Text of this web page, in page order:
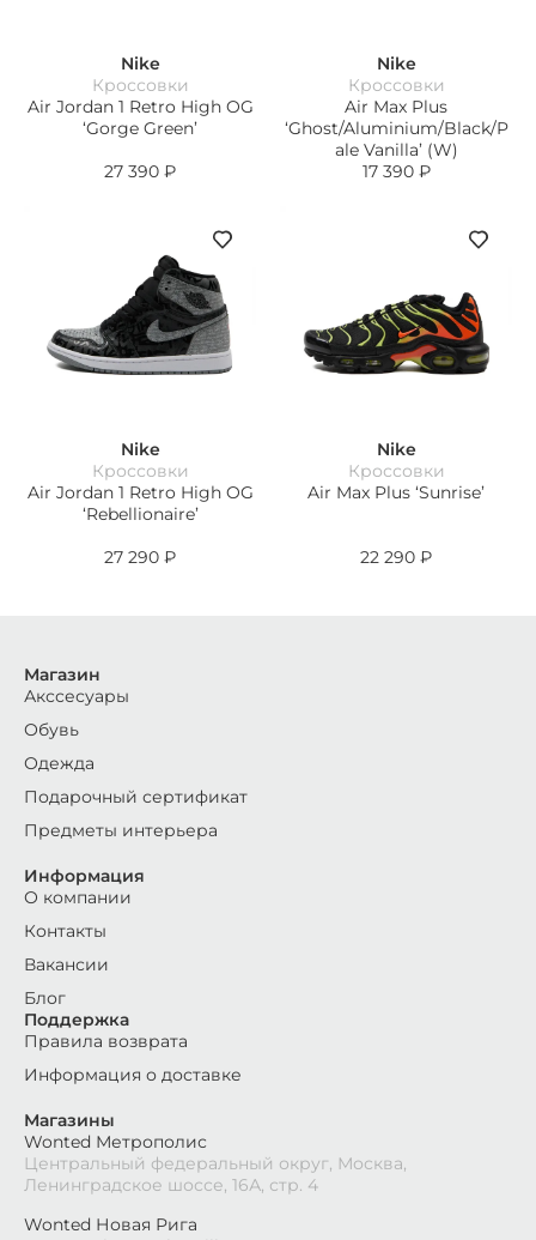
Nike
Кроссовки
Air Jordan 1 Retro High OG
‘Gorge Green’
27 390 ₽
Nike
Кроссовки
Air Max Plus
‘Ghost/Aluminium/Black/P
ale Vanilla’ (W)
17 390 ₽
Nike
Кроссовки
Air Jordan 1 Retro High OG
‘Rebellionaire’
27 290 ₽
Nike
Кроссовки
Air Max Plus ‘Sunrise’
22 290 ₽
Магазины
Wonted Метрополис
Центральный федеральный округ, Москва,
Ленинградское шоссе, 16А, стр. 4
Wonted Новая Рига
Магазин
Акссесуары
Обувь
Одежда
Подарочный сертификат
Предметы интерьера
Информация
О компании
Контакты
Вакансии
Блог
Поддержка
Правила возврата
Информация о доставке